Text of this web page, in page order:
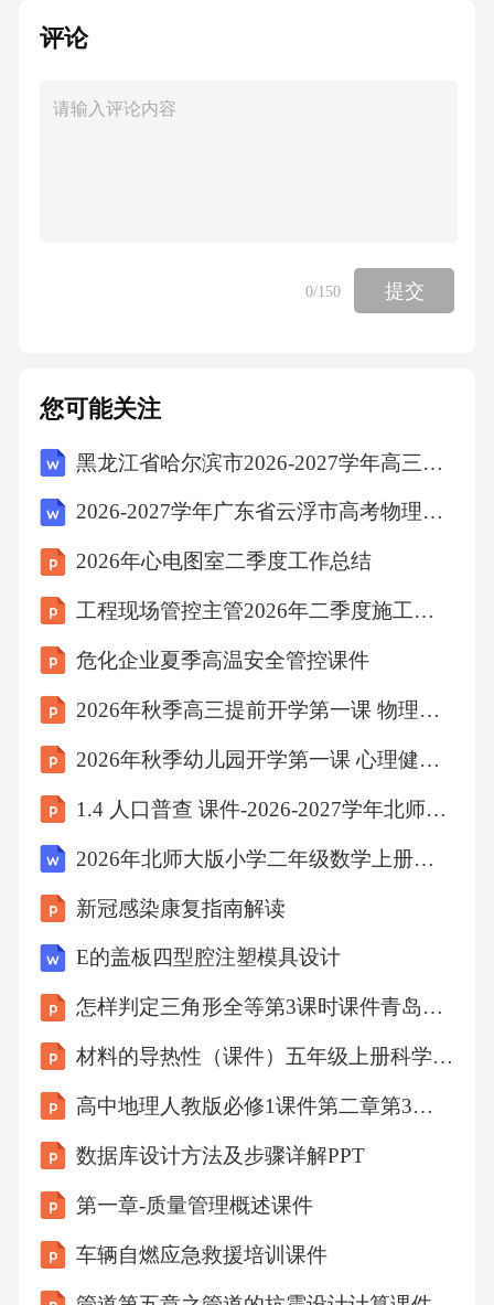
评论
0/150 提交
您可能关注
黑龙江省哈尔滨市2026-2027学年高三第五次模拟考试物理试卷（含答案解析）
2026-2027学年广东省云浮市高考物理倒计时模拟卷（含答案解析）
2026年心电图室二季度工作总结
工程现场管控主管2026年二季度施工现场统筹管理总结
危化企业夏季高温安全管控课件
2026年秋季高三提前开学第一课 物理冲刺复习方法
2026年秋季幼儿园开学第一课 心理健康与适应新环境课件
1.4 人口普查 课件-2026-2027学年北师大版数学四年级上册
2026年北师大版小学二年级数学上册第4单元《乘法、除法二》说课教案
新冠感染康复指南解读
E的盖板四型腔注塑模具设计
怎样判定三角形全等第3课时课件青岛版数学八年级上册
材料的导热性（课件）五年级上册科学青岛版
高中地理人教版必修1课件第二章第3节常见天气系统（系列三）
数据库设计方法及步骤详解PPT
第一章-质量管理概述课件
车辆自燃应急救援培训课件